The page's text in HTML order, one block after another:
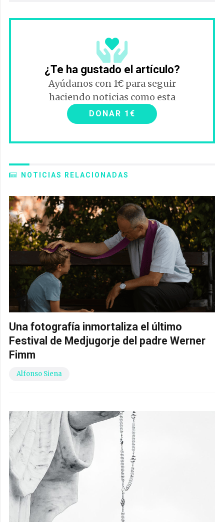
¿Te ha gustado el artículo?
Ayúdanos con 1€ para seguir
haciendo noticias como esta
DONAR 1€
NOTICIAS RELACIONADAS
Una fotografía inmortaliza el último
Festival de Medjugorje del padre Werner
Fimm
Alfonso Siena